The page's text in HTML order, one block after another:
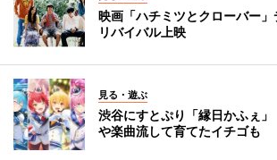
映画「ハチミツとクローバー
リバイバル上映
見る・遊ぶ
渋谷にすとぷり「縁日かふぇ
や楽曲流して育てたイチゴも